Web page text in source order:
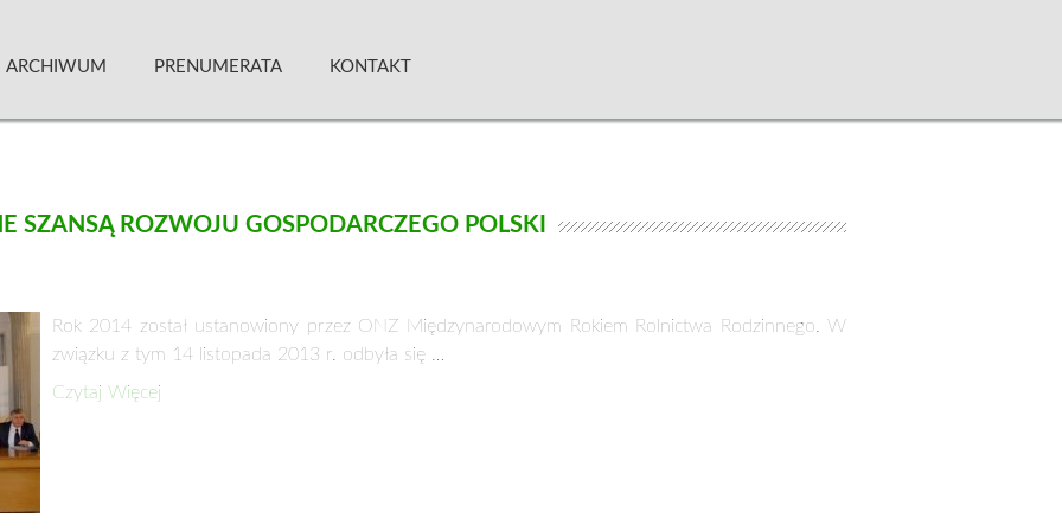
ARCHIWUM PRENUMERATA KONTAKT
SZANSĄ ROZWOJU GOSPODARCZEGO POLSKI
Rok 2014 został ustanowiony przez ONZ Międzynarodowym Rokiem Rolnictwa Rodzinnego. W
związku z tym 14 listopada 2013 r. odbyła się …
Czytaj Więcej